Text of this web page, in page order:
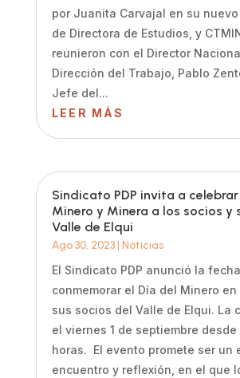
por Juanita Carvajal en su
de Directora de Estudios, y
reunieron con el Director
Dirección del Trabajo, Pablo
Jefe del...
LEER MÁS
Sindicato PDP invita a celebrar
Minero y Minera a los socios y
Valle de Elqui
Ago 30, 2023| Noticias
El Sindicato PDP anunció la
conmemorar el Día del Minero
sus socios del Valle de Elqui. La
el viernes 1 de septiembre desde
horas. El evento promete ser un
encuentro y reflexión, en el que